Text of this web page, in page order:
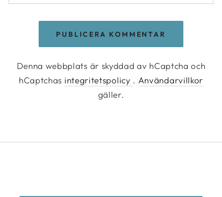
PUBLICERA KOMMENTAR
Denna webbplats är skyddad av hCaptcha och
hCaptchas integritetspolicy . Användarvillkor
gäller.